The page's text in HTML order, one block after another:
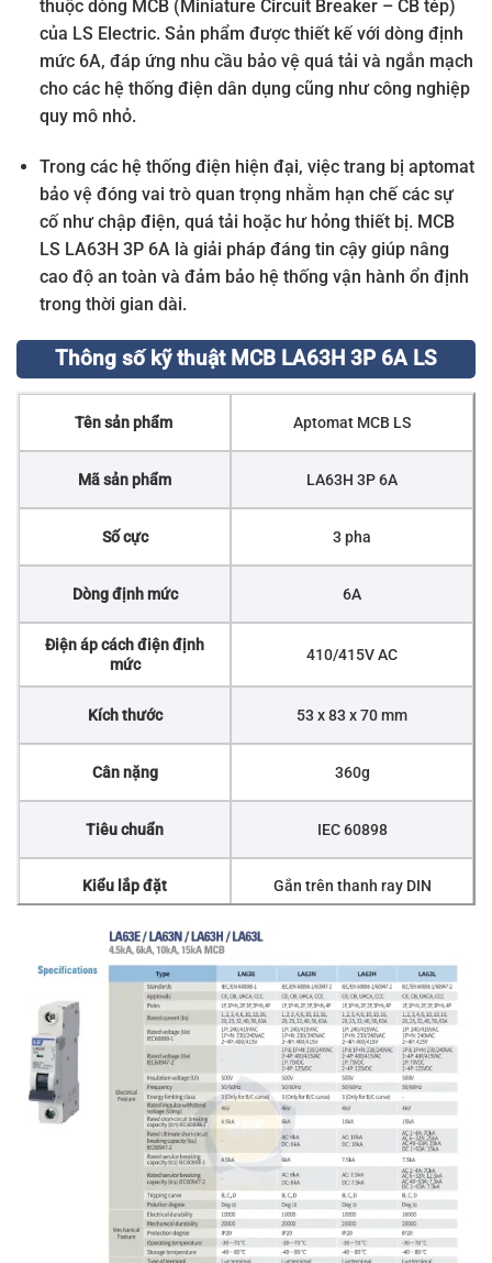
thuộc dòng MCB (Miniature Circuit Breaker – CB tép)
của LS Electric. Sản phẩm được thiết kế với dòng định
mức 6A, đáp ứng nhu cầu bảo vệ quá tải và ngắn mạch
cho các hệ thống điện dân dụng cũng như công nghiệp
quy mô nhỏ.
Trong các hệ thống điện hiện đại, việc trang bị aptomat
bảo vệ đóng vai trò quan trọng nhằm hạn chế các sự
cố như chập điện, quá tải hoặc hư hỏng thiết bị. MCB
LS LA63H 3P 6A là giải pháp đáng tin cậy giúp nâng
cao độ an toàn và đảm bảo hệ thống vận hành ổn định
trong thời gian dài.
Thông số kỹ thuật MCB LA63H 3P 6A LS
Tên sản phẩm Aptomat MCB LS
Mã sản phẩm LA63H 3P 6A
Số cực 3 pha
Dòng định mức 6A
Điện áp cách điện định
mức
410/415V AC
Kích thước 53 x 83 x 70 mm
Cân nặng 360g
Tiêu chuẩn IEC 60898
Kiểu lắp đặt Gắn trên thanh ray DIN